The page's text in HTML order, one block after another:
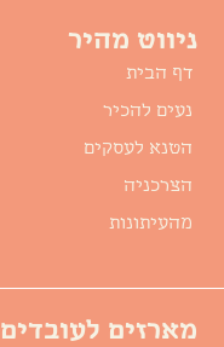
ניווט מהיר
דף הבית
נעים להכיר
הטנא לעסקים
הצרכניה
מהעיתונות
מארזים לעובדים